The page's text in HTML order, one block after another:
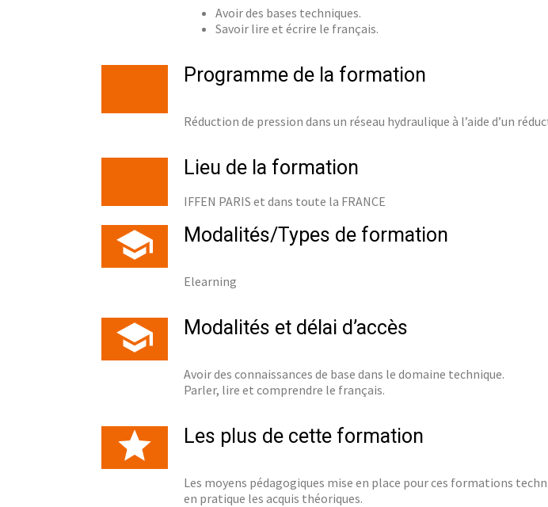
Avoir des bases techniques.
Savoir lire et écrire le français.
Programme de la formation
Réduction de pression dans un réseau hydraulique à l’aide d’un
Lieu de la formation
IFFEN PARIS et dans toute la FRANCE
Modalités/Types de formation
Elearning
Modalités et délai d’accès
Avoir des connaissances de base dans le domaine technique.
Parler, lire et comprendre le français.
Les plus de cette formation
Les moyens pédagogiques mise en place pour ces formations
en pratique les acquis théoriques.